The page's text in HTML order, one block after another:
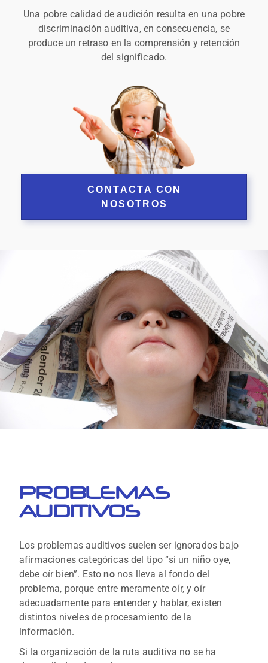
Una pobre calidad de audición resulta en una pobre
discriminación auditiva, en consecuencia, se
produce un retraso en la comprensión y retención
del significado.
CONTACTA CON
NOSOTROS
PROBLEMAS
AUDITIVOS
Los problemas auditivos suelen ser ignorados bajo
afirmaciones categóricas del tipo “si un niño oye,
debe oír bien”. Estononos lleva al fondo del
problema, porque entre meramente oír, y oír
adecuadamente para entender y hablar, existen
distintos niveles de procesamiento de la
información.
Si la organización de la ruta auditiva no se ha